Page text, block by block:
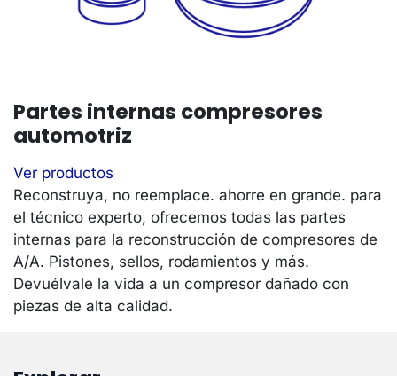
Partes internas compresores
automotriz
Ver productos
Reconstruya, no reemplace. ahorre en grande. para
el técnico experto, ofrecemos todas las partes
internas para la reconstrucción de compresores de
A/A. Pistones, sellos, rodamientos y más.
Devuélvale la vida a un compresor dañado con
piezas de alta calidad.